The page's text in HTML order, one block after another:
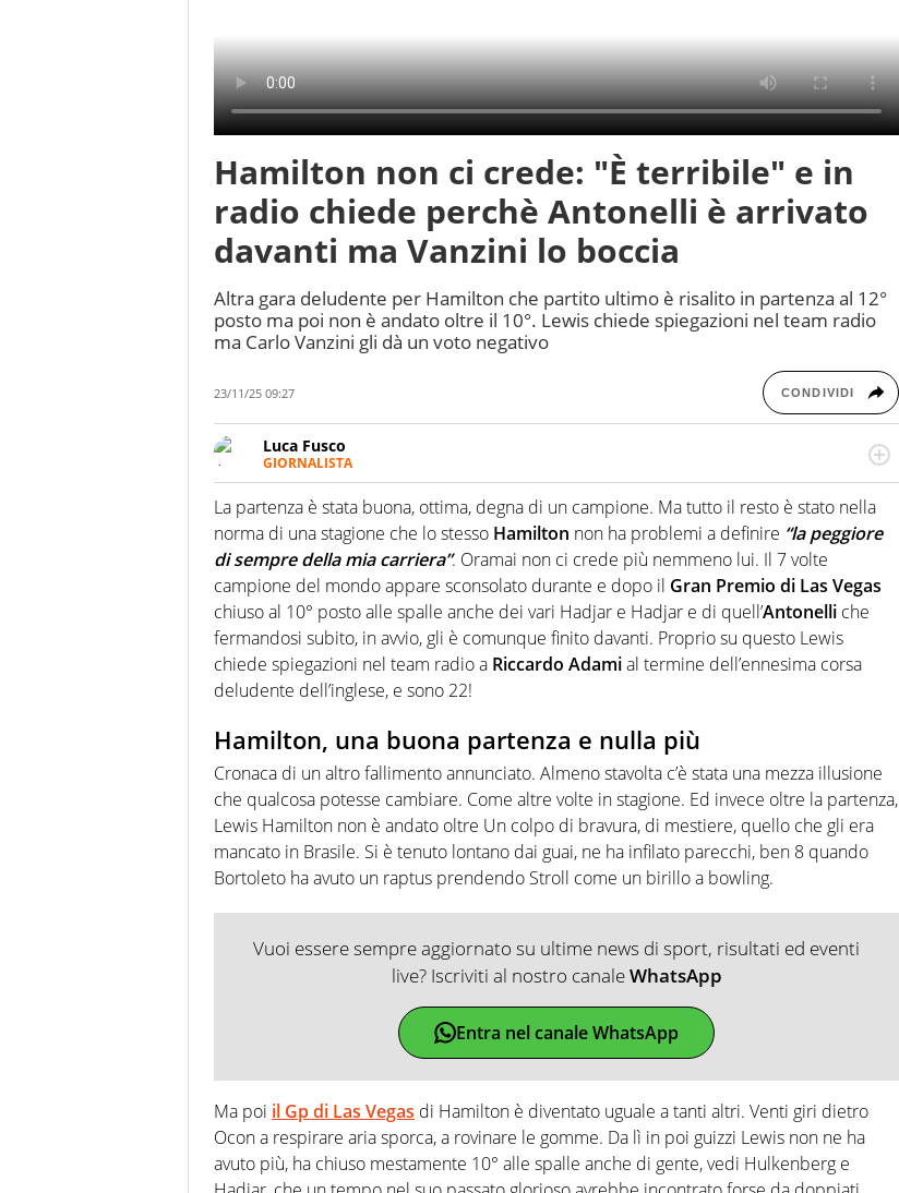
Hamilton non ci crede: "È terribile" e in
radio chiede perchè Antonelli è arrivato
davanti ma Vanzini lo boccia
Altra gara deludente per Hamilton che partito ultimo è risalito in partenza al 12°
posto ma poi non è andato oltre il 10°. Lewis chiede spiegazioni nel team radio
ma Carlo Vanzini gli dà un voto negativo
23/11/25 09:27 CONDIVIDI
Luca Fusco
GIORNALISTA
Giornalista multimediale. Quando si accendono i motori, lui sgasa, impenna, derapa. E
spesso e volentieri finisce sul podio
La partenza è stata buona, ottima, degna di un campione. Ma tutto il resto è stato nella
norma di una stagione che lo stesso Hamilton non ha problemi a definire “la peggiore
di sempre della mia carriera”. Oramai non ci crede più nemmeno lui. Il 7 volte
campione del mondo appare sconsolato durante e dopo il Gran Premio di Las Vegas
chiuso al 10° posto alle spalle anche dei vari Hadjar e Hadjar e di quell’Antonelli che
fermandosi subito, in avvio, gli è comunque finito davanti. Proprio su questo Lewis
chiede spiegazioni nel team radio a Riccardo Adamial termine dell’ennesima corsa
deludente dell’inglese, e sono 22!
Hamilton, una buona partenza e nulla più
Cronaca di un altro fallimento annunciato. Almeno stavolta c’è stata una mezza illusione
che qualcosa potesse cambiare. Come altre volte in stagione. Ed invece oltre la partenza,
Lewis Hamilton non è andato oltre Un colpo di bravura, di mestiere, quello che gli era
mancato in Brasile. Si è tenuto lontano dai guai, ne ha infilato parecchi, ben 8 quando
Bortoleto ha avuto un raptus prendendo Stroll come un birillo a bowling.
Vuoi essere sempre aggiornato su ultime news di sport, risultati ed eventi
live? Iscriviti al nostro canaleWhatsApp
Entra nel canale WhatsApp
Ma poi il Gp di Las Vegas di Hamilton è diventato uguale a tanti altri. Venti giri dietro
Ocon a respirare aria sporca, a rovinare le gomme. Da lì in poi guizzi Lewis non ne ha
avuto più, ha chiuso mestamente 10° alle spalle anche di gente, vedi Hulkenberg e